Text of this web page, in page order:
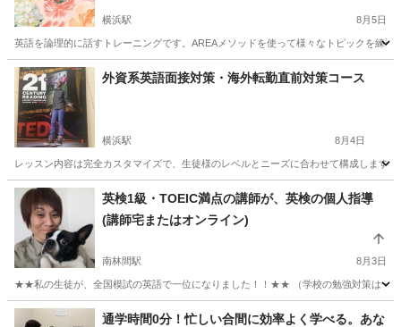
横浜駅 8月5日
英語を論理的に話すトレーニングです。AREAメソッドを使って様々なトピックを練
神奈川 横浜市 横浜駅 英語 スピーキング
外資系英語面接対策・海外転勤直前対策コース
横浜駅 8月4日
レッスン内容は完全カスタマイズで、生徒様のレベルとニーズに合わせて構成しま
神奈川 横浜市 横浜駅 ビジネス英語 プレゼンテーション
英検1級・TOEIC満点の講師が、英検の個人指導
(講師宅またはオンライン)
南林間駅 8月3日
★★私の生徒が、全国模試の英語で一位になりました！！★★ （学校の勉強対策は一
神奈川 大和市 南林間駅 英検 1級
通学時間0分！忙しい合間に効率よく学べる。あな